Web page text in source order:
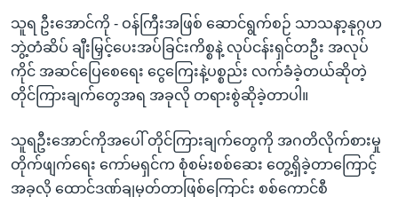
သူရ ဦးအောင်ကို - ဝန်ကြီးအဖြစ် ဆောင်ရွက်စဉ် သာသနာ့နုဂ္ဂဟ
ဘွဲ့တံဆိပ် ချီးမြှင့်ပေးအပ်ခြင်းကိစ္စနဲ့ လုပ်ငန်းရှင်တဦး အလုပ်
ကိုင် အဆင်ပြေစေရေး ငွေကြေးနဲ့ပစ္စည်း လက်ခံခဲ့တယ်ဆိုတဲ့
တိုင်ကြားချက်တွေအရ အခုလို တရားစွဲဆိုခဲ့တာပါ။
သူရဦးအောင်ကိုအပေါ် တိုင်ကြားချက်တွေကို အဂတိလိုက်စားမှု
တိုက်ဖျက်ရေး ကော်မရှင်က စုံစမ်းစစ်ဆေး တွေ့ရှိခဲ့တာကြောင့်
အခုလို ထောင်ဒဏ်ချမှတ်တာဖြစ်ကြောင်း စစ်ကောင်စီ